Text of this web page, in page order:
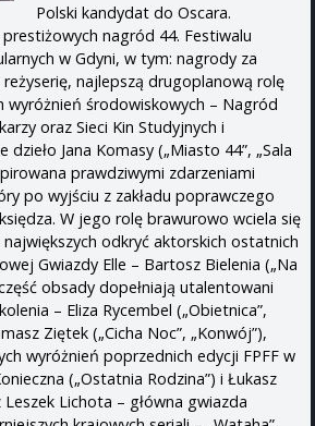
Polski kandydat do Oscara.
nagród 44. Festiwalu
w Gdyni, w tym: nagrody za
reżyserię, najlepszą drugoplanową rolę
wyróżnień środowiskowych – Nagród
oraz Sieci Kin Studyjnych i
dzieło Jana Komasy („Miasto 44”, „Sala
prawdziwymi zdarzeniami
po wyjściu z zakładu poprawczego
W jego rolę brawurowo wciela się
odkryć aktorskich ostatnich
Gwiazdy Elle – Bartosz Bielenia („Na
obsady dopełniają utalentowani
– Eliza Rycembel („Obietnica”,
Ziętek („Cicha Noc”, „Konwój”),
wyróżnień poprzednich edycji FPFF w
(„Ostatnia Rodzina”) i Łukasz
Lichota – główna gwiazda